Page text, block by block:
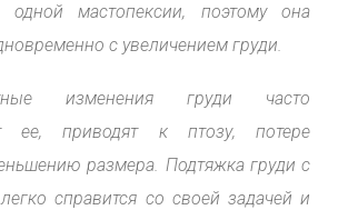
одной мастопексии, поэтому она
с увеличением груди.
изменения груди часто
ее, приводят к птозу, потере
размера. Подтяжка груди с
справится со своей задачей и